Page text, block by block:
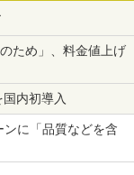
ため」、料金値上げ
内初導入
に「品質などを含